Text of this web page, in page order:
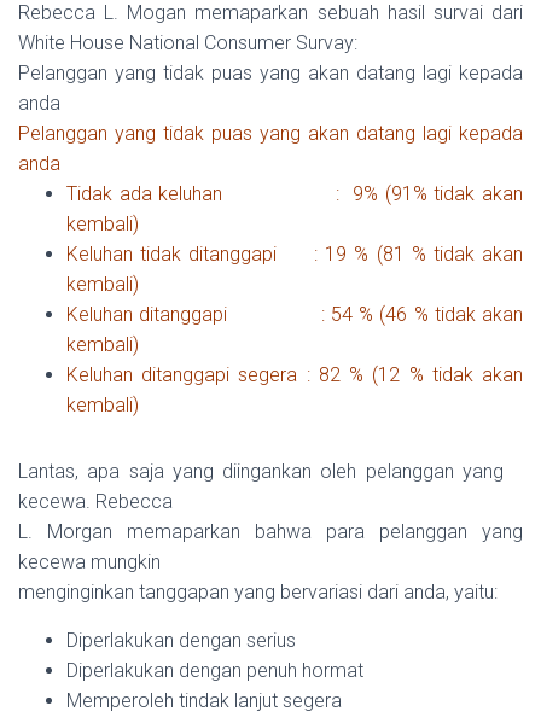
Rebecca L. Mogan memaparkan sebuah hasil survai dari
White House National Consumer Survay:
Pelanggan yang tidak puas yang akan datang lagi kepada
anda
Pelanggan yang tidak puas yang akan datang lagi kepada
anda
Tidak ada keluhan : 9% (91% tidak akan
kembali)
Keluhan tidak ditanggapi : 19 % (81 % tidak akan
kembali)
Keluhan ditanggapi : 54 % (46 % tidak akan
kembali)
Keluhan ditanggapi segera : 82 % (12 % tidak akan
kembali)
Lantas, apa saja yang diingankan oleh pelanggan yang
kecewa. Rebecca
L. Morgan memaparkan bahwa para pelanggan yang
kecewa mungkin
menginginkan tanggapan yang bervariasi dari anda, yaitu:
Diperlakukan dengan serius
Diperlakukan dengan penuh hormat
Memperoleh tindak lanjut segera